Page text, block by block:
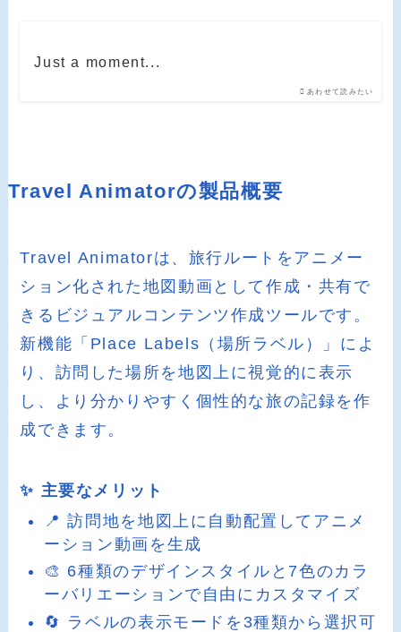
あわせて読みたい
Just a moment...
Travel Animatorの製品概要
Travel Animatorは、旅行ルートをアニメー
ション化された地図動画として作成・共有で
きるビジュアルコンテンツ作成ツールです。
新機能「Place Labels（場所ラベル）」によ
り、訪問した場所を地図上に視覚的に表示
し、より分かりやすく個性的な旅の記録を作
成できます。
✨ 主要なメリット
📍 訪問地を地図上に自動配置してアニメ
ーション動画を生成
🎨 6種類のデザインスタイルと7色のカラ
ーバリエーションで自由にカスタマイズ
🔄 ラベルの表示モードを3種類から選択可